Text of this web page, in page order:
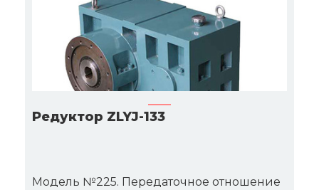
Редуктор ZLYJ-133
Модель №225. Передаточное отношение